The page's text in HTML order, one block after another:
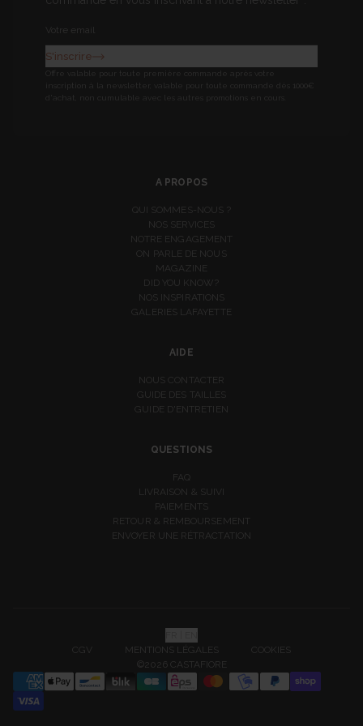
A PROPOS
QUI SOMMES-NOUS ?
NOS SERVICES
NOTRE ENGAGEMENT
ON PARLE DE NOUS
MAGAZINE
DID YOU KNOW?
NOS INSPIRATIONS
GALERIES LAFAYETTE
AIDE
NOUS CONTACTER
GUIDE DES TAILLES
GUIDE D'ENTRETIEN
QUESTIONS
FAQ
LIVRAISON & SUIVI
PAIEMENTS
RETOUR & REMBOURSEMENT
ENVOYER UNE RÉTRACTATION
S'inscrire
Offre valable pour toute première commande après votre
inscription à la newsletter, valable pour toute commande dès 1000€
d'achat, non cumulable avec les autres promotions en cours.
CGV
MENTIONS LÉGALES
COOKIES
©2026 CASTAFIORE